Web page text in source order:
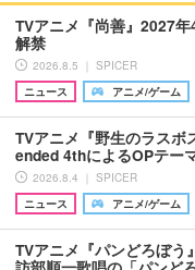
TVアニメ『尚善』2027
解禁
2026.8.5 ｜ SPICER
ニュース
アニメ/ゲーム
TVアニメ『野生のラス
ended 4thによるOPテ
2026.8.4 ｜ SPICER
ニュース
アニメ/ゲーム
TVアニメ『パンどろぼう